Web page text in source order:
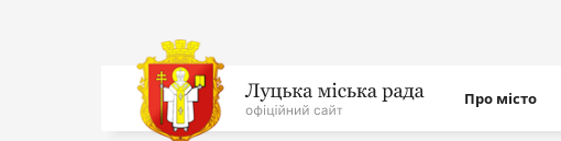
На
головну
сайту
Про місто